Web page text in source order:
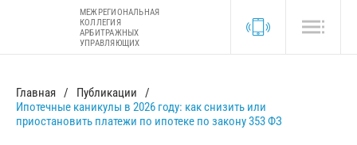
МЕЖРЕГИОНАЛЬНАЯ
КОЛЛЕГИЯ
АРБИТРАЖНЫХ
УПРАВЛЯЮЩИХ
Главная
Публикации
Ипотечные каникулы в 2026 году: как снизить или
приостановить платежи по ипотеке по закону 353 ФЗ